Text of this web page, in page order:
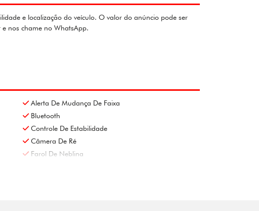
e localização do veículo. O valor do anúncio pode ser
e nos chame no WhatsApp.
Alerta De Mudança De Faixa
Bluetooth
Controle De Estabilidade
Câmera De Ré
Farol De Neblina